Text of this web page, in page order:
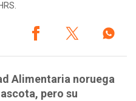
Alimentaria noruega
pero su